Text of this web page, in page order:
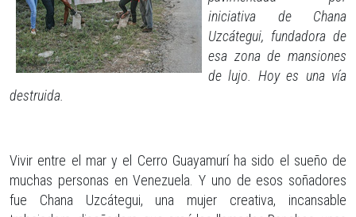
iniciativa de Chana
Uzcátegui, fundadora de
esa zona de mansiones
de lujo. Hoy es una vía
destruida.
Vivir entre el mar y el Cerro Guayamurí ha sido el sueño de
muchas personas en Venezuela. Y uno de esos soñadores
fue Chana Uzcátegui, una mujer creativa, incansable